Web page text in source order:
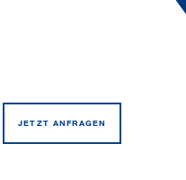
JETZT ANFRAGEN